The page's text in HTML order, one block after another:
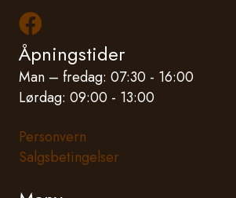
Les mer om oss på Facebook
Åpningstider
Man – fredag: 07:30 - 16:00
Lørdag: 09:00 - 13:00
Personvern
Salgsbetingelser